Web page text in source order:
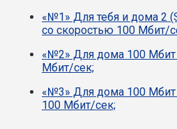
«№1» Для тебя и дома 2
со скоростью 100 Мбит/
«№2» Для дома 100 Мбит
Мбит/сек;
«№3» Для дома 100 Мбит
100 Мбит/сек;